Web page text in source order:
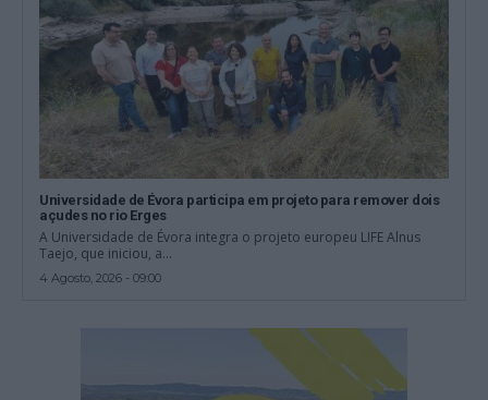
Universidade de Évora participa em projeto para remover dois
açudes no rio Erges
A Universidade de Évora integra o projeto europeu LIFE Alnus
Taejo, que iniciou, a...
4 Agosto, 2026 - 09:00